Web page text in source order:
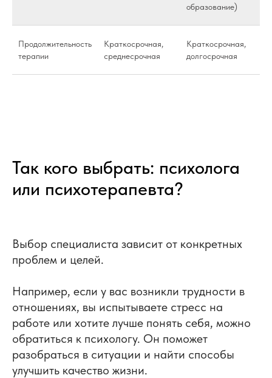
образование)
Продолжительность
терапии
Краткосрочная,
среднесрочная
Краткосрочная,
долгосрочная
Так кого выбрать: психолога
или психотерапевта?
Выбор специалиста зависит от конкретных
проблем и целей.
Например, если у вас возникли трудности в
отношениях, вы испытываете стресс на
работе или хотите лучше понять себя, можно
обратиться к психологу. Он поможет
разобраться в ситуации и найти способы
улучшить качество жизни.